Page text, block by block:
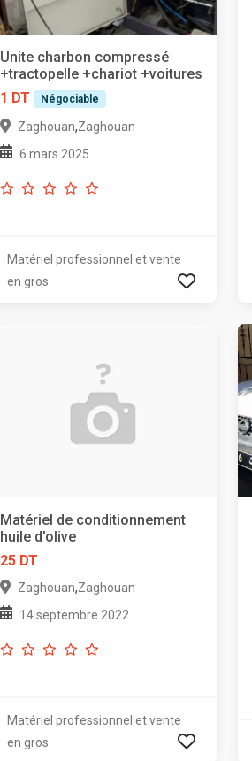
Unite charbon compressé
+tractopelle +chariot +voitures
1 DT
Négociable
Zaghouan,Zaghouan
6 mars 2025
Matériel professionnel et vente
en gros
Matériel de conditionnement
huile d'olive
25 DT
Zaghouan,Zaghouan
14 septembre 2022
Matériel professionnel et vente
en gros